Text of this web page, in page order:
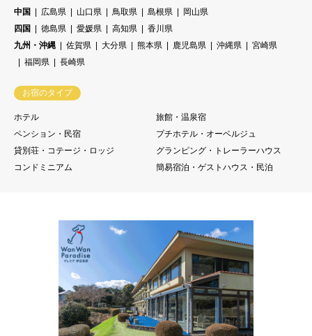
中国 広島県 山口県 鳥取県 島根県
岡山県
四国
徳島県 愛媛県 高知県
香川県
九州・沖縄
佐賀県 大分県 熊本県 鹿児島県 沖縄県
宮崎県
福岡県
長崎県
お宿のタイプ
ホテル
旅館・温泉宿
ペンション・民宿
プチホテル・オーベルジュ
貸別荘・コテージ・ロッジ
グランピング・トレーラーハウス
コンドミニアム
簡易宿泊・ゲストハウス・民泊